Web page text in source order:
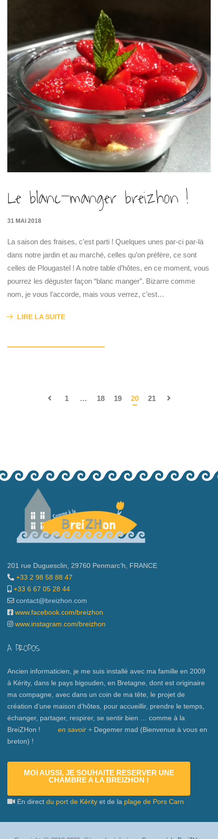
Le blanc-manger breizhon !
31 MAI 2018
La saison des fraises, c’est parti ! Quelques unes par-ci par-là
dans notre jardin et au marché, celles qu’on préfère, ce sont
celles de Plougastel ! A notre table d’hôtes, en ce moment, vous
pourrez les déguster façon “blanc manger”. Bizarre comme
nom, je vous l’accorde, mais vous verrez, c’est…
LIRE LA SUITE
1 … 18 19 20 21
201 rue Duguesclin, 29760 Penmarc’h, FRANCE
+33 2 98 58 88 47
+33 6 67 05 28 44
contact@breizhon.com
www.facebook.com/breizhon
www.instagram.com/breizhon
A PROPOS
Ancien informaticien, je me suis installé avec ma famille en 2009
à Kérity, dans le pays bigouden, en Bretagne, dont est originaire
ma compagne, avec dans un coin de ma tête, le projet de
création d’une maison d’hôtes, pour accueillir, prendre le temps,
échanger, partager, respirer, se sentir bien … comme à la
BreiZHon ! en savoir + Degemer mad (Bienvenue à vous en
breton) !
MOI AUSSI, JE SOUHAITE RESERVER UNE
CHAMBRE A LA BREIZHON !
En direct du port de Kérity et de la plage de Pors Carn